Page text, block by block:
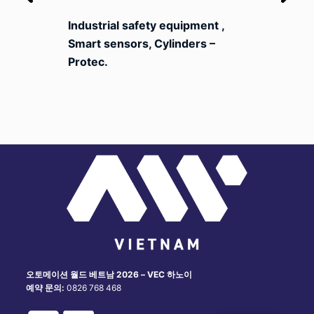
Industrial safety equipment ,
Smart sensors, Cylinders –
Protec.
오토메이션 월드 베트남 2026 – VEC 하노이
예약 문의: 0826 768 468